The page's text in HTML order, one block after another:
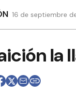
16 de septiembre
la